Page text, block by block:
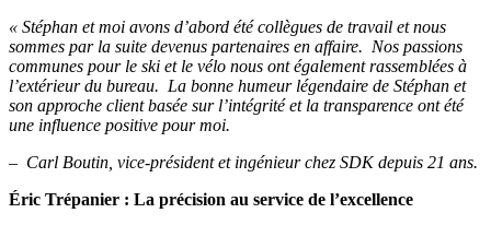
« Stéphan et moi avons d’abord été collègues de travail et nous
sommes par la suite devenus partenaires en affaire. Nos passions
communes pour le ski et le vélo nous ont également rassemblées à
l’extérieur du bureau. La bonne humeur légendaire de Stéphan et
son approche client basée sur l’intégrité et la transparence ont été
une influence positive pour moi.
– Carl Boutin, vice-président et ingénieur chez SDK depuis 21 ans.
Éric Trépanier : La précision au service de l’excellence